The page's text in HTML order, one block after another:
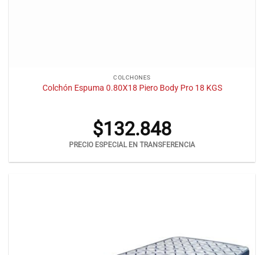
COLCHONES
Colchón Espuma 0.80X18 Piero Body Pro 18 KGS
$132.848
PRECIO ESPECIAL EN TRANSFERENCIA